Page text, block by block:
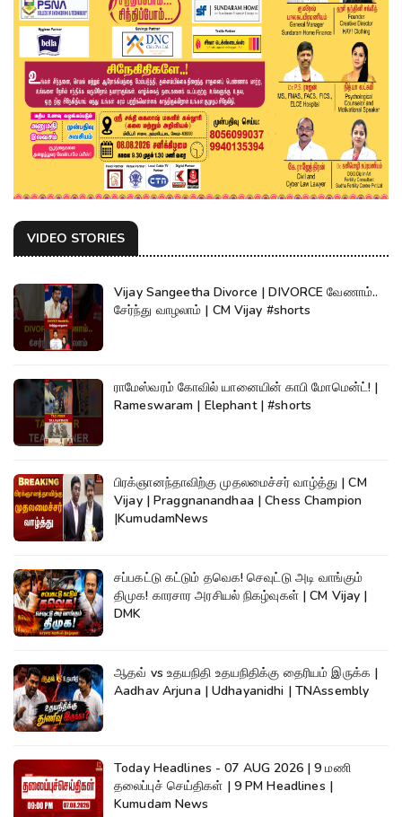
VIDEO STORIES
Vijay Sangeetha Divorce | DIVORCE வேணாம்..
சேர்ந்து வாழலாம் | CM Vijay #shorts
ராமேஸ்வரம் கோவில் யானையின் காபி மோமென்ட்! |
Rameswaram | Elephant | #shorts
பிரக்ஞானந்தாவிற்கு முதலமைச்சர் வாழ்த்து | CM
Vijay | Praggnanandhaa | Chess Champion
|KumudamNews
சப்பகட்டு கட்டும் தவெக! செவுட்டு அடி வாங்கும்
திமுக! காரசார அரசியல் நிகழ்வுகள் | CM Vijay |
DMK
ஆதவ் vs உதயநிதி உதயநிதிக்கு தைரியம் இருக்க |
Aadhav Arjuna | Udhayanidhi | TNAssembly
Today Headlines - 07 AUG 2026 | 9 மணி
தலைப்புச் செய்திகள் | 9 PM Headlines |
Kumudam News